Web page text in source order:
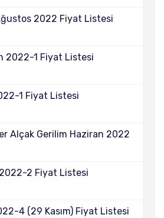
2022 Fiyat Listesi
2022-1 Fiyat Listesi
1 Fiyat Listesi
Alçak Gerilim Haziran 2022
2 Fiyat Listesi
4 (29 Kasım) Fiyat Listesi